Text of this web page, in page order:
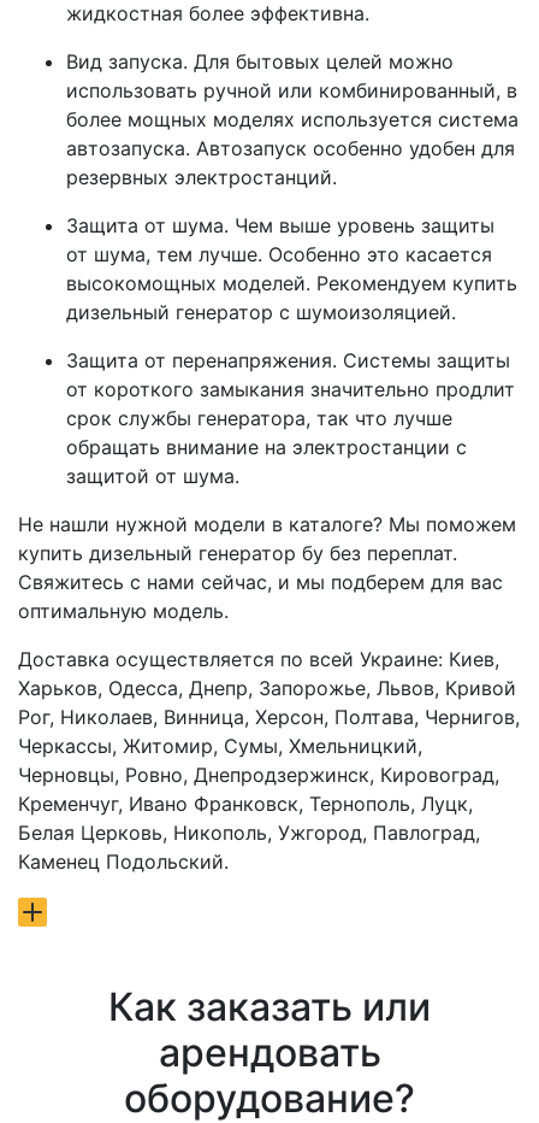
жидкостная более эффективна.
Вид запуска. Для бытовых целей можно
использовать ручной или комбинированный, в
более мощных моделях используется система
автозапуска. Автозапуск особенно удобен для
резервных электростанций.
Защита от шума. Чем выше уровень защиты
от шума, тем лучше. Особенно это касается
высокомощных моделей. Рекомендуем купить
дизельный генератор с шумоизоляцией.
Защита от перенапряжения. Системы защиты
от короткого замыкания значительно продлит
срок службы генератора, так что лучше
обращать внимание на электростанции с
защитой от шума.
Не нашли нужной модели в каталоге? Мы поможем
купить дизельный генератор бу без переплат.
Свяжитесь с нами сейчас, и мы подберем для вас
оптимальную модель.
Доставка осуществляется по всей Украине: Киев,
Харьков, Одесса, Днепр, Запорожье, Львов, Кривой
Рог, Николаев, Винница, Херсон, Полтава, Чернигов,
Черкассы, Житомир, Сумы, Хмельницкий,
Черновцы, Ровно, Днепродзержинск, Кировоград,
Кременчуг, Ивано Франковск, Тернополь, Луцк,
Белая Церковь, Никополь, Ужгород, Павлоград,
Каменец Подольский.
Как заказать или
арендовать
оборудование?